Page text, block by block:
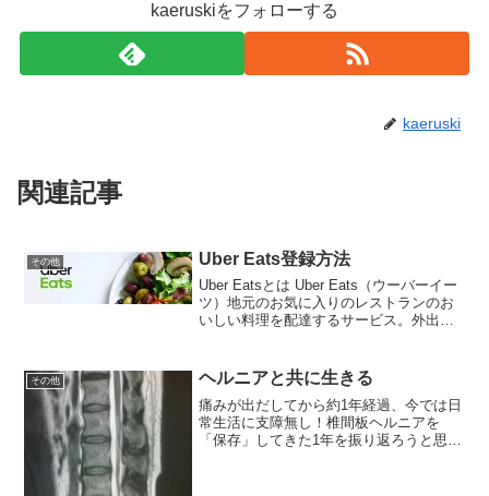
kaeruskiをフォローする
kaeruski
関連記事
その他 Uber Eats登録方法
Uber Eatsとは Uber Eats（ウーバーイー
ツ）地元のお気に入りのレストランのお
いしい料理を配達するサービス。外出自
な時に嬉しい食事の配達サービス。スマ
ート...
その他 ヘルニアと共に生きる
痛みが出だしてから約1年経過、今では日
常生活に支障無し！椎間板ヘルニアを
「保存」してきた1年を振り返ろうと思